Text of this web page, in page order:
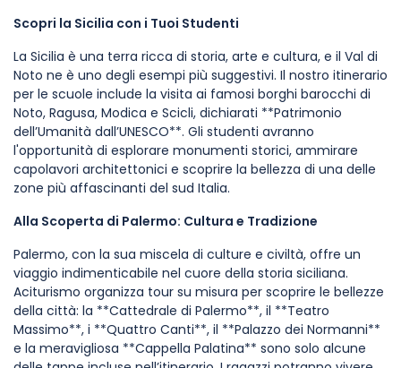
Scopri la Sicilia con i Tuoi Studenti
La Sicilia è una terra ricca di storia, arte e cultura, e il Val di
Noto ne è uno degli esempi più suggestivi. Il nostro itinerario
per le scuole include la visita ai famosi borghi barocchi di
Noto, Ragusa, Modica e Scicli, dichiarati **Patrimonio
dell’Umanità dall’UNESCO**. Gli studenti avranno
l'opportunità di esplorare monumenti storici, ammirare
capolavori architettonici e scoprire la bellezza di una delle
zone più affascinanti del sud Italia.
Alla Scoperta di Palermo: Cultura e Tradizione
Palermo, con la sua miscela di culture e civiltà, offre un
viaggio indimenticabile nel cuore della storia siciliana.
Aciturismo organizza tour su misura per scoprire le bellezze
della città: la **Cattedrale di Palermo**, il **Teatro
Massimo**, i **Quattro Canti**, il **Palazzo dei Normanni**
e la meravigliosa **Cappella Palatina** sono solo alcune